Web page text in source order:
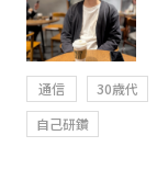
通信
30歳代
自己研鑽